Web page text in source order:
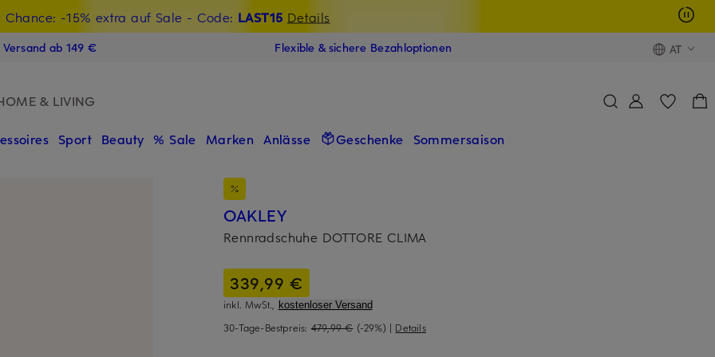
Chance: -15% extra auf Sale - Code: LAST15 Details
Willkommensgutschein mit Beyond sichern
ab 149 € Flexible & sichere Bezahloptionen AT
& LIVING
Sport Beauty % Sale Marken Anlässe Geschenke Sommersaison
OAKLEY
Rennradschuhe DOTTORE CLIMA
339,99 €
inkl. MwSt., kostenloser Versand
30-Tage-Bestpreis: 479,99 € (-29%) | Details